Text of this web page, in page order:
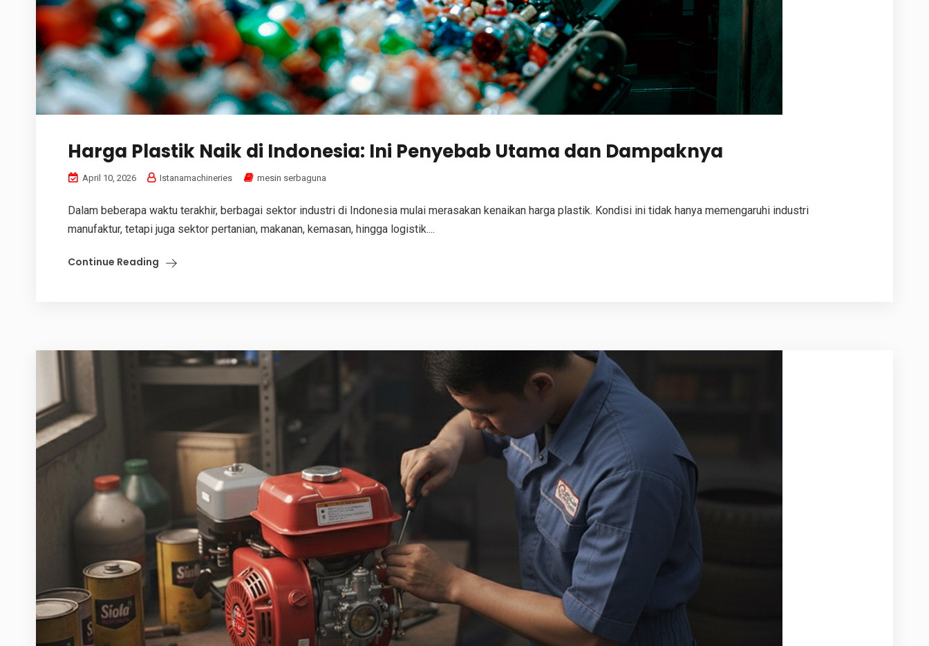
Harga Plastik Naik di Indonesia: Ini Penyebab Utama dan Dampaknya
April 10, 2026 Istanamachineries mesin serbaguna
Dalam beberapa waktu terakhir, berbagai sektor industri di Indonesia mulai merasakan kenaikan harga plastik. Kondisi ini tidak hanya memengaruhi industri
manufaktur, tetapi juga sektor pertanian, makanan, kemasan, hingga logistik....
Continue Reading